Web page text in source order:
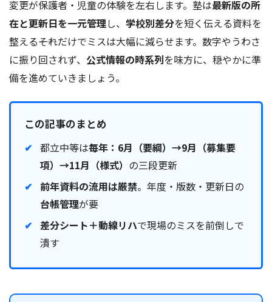
変更が保護者・児童の体験を左右します。塾は最新版の所
在と更新日を一元管理し、 学校別差分を短く伝える資料を
整える――それだけでミスは大幅に減らせます。数字やうわさ
に振り回されず、 公式情報の時系列を味方に、穏やかに準
備を進めていきましょう。
この記事のまとめ
都立中等は毎年：6月（要綱）→9月（募集要
項）→11月（様式） の三段更新
前年資料の流用は厳禁。年度・版数・更新日の
台帳管理が要
差分シート＋動線リハで現場のミスを前倒しで
潰す